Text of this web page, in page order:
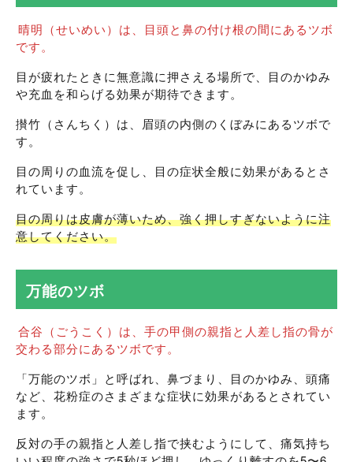
晴明（せいめい）は、目頭と鼻の付け根の間にあるツボ
です。
目が疲れたときに無意識に押さえる場所で、目のかゆみ
や充血を和らげる効果が期待できます。
攅竹（さんちく）は、眉頭の内側のくぼみにあるツボで
す。
目の周りの血流を促し、目の症状全般に効果があるとさ
れています。
目の周りは皮膚が薄いため、強く押しすぎないように注
意してください。
万能のツボ
合谷（ごうこく）は、手の甲側の親指と人差し指の骨が
交わる部分にあるツボです。
「万能のツボ」と呼ばれ、鼻づまり、目のかゆみ、頭痛
など、花粉症のさまざまな症状に効果があるとされてい
ます。
反対の手の親指と人差し指で挟むようにして、痛気持ち